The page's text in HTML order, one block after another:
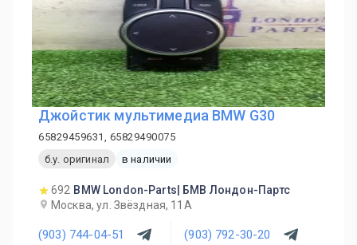
Джойстик мультимедиа BMW G30
65829459631, 65829490075
б.у. оригинал
в наличии
692 BMW London-Parts| БМВ Лондон-Партс
Москва, ул. Звёздная, 11А
(903) 744-04-51 (903) 792-30-20